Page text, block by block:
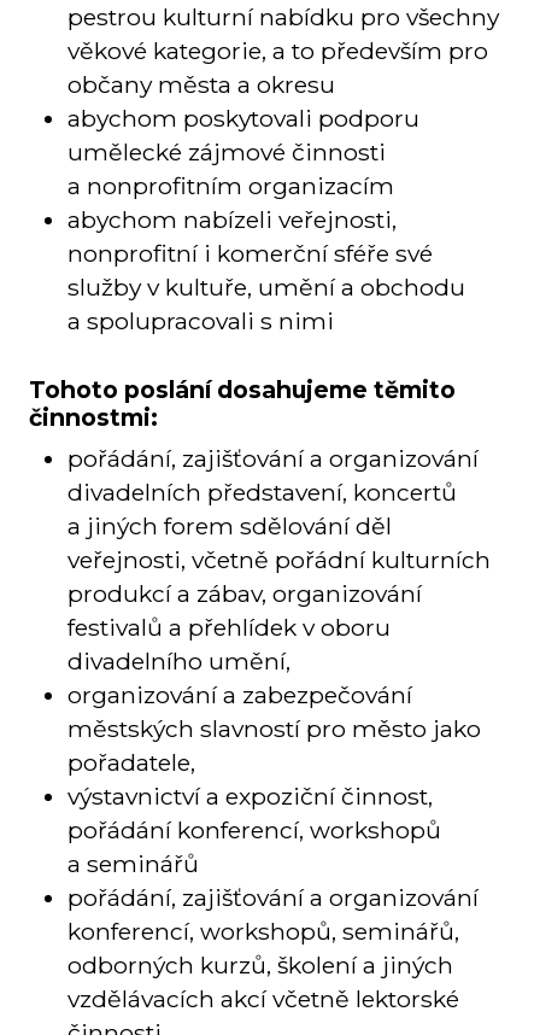
pestrou kulturní nabídku pro všechny
věkové kategorie, a to především pro
občany města a okresu
abychom poskytovali podporu
umělecké zájmové činnosti
a nonprofitním organizacím
abychom nabízeli veřejnosti,
nonprofitní i komerční sféře své
služby v kultuře, umění a obchodu
a spolupracovali s nimi
Tohoto poslání dosahujeme těmito
činnostmi:
pořádání, zajišťování a organizování
divadelních představení, koncertů
a jiných forem sdělování děl
veřejnosti, včetně pořádní kulturních
produkcí a zábav, organizování
festivalů a přehlídek v oboru
divadelního umění,
organizování a zabezpečování
městských slavností pro město jako
pořadatele,
výstavnictví a expoziční činnost,
pořádání konferencí, workshopů
a seminářů
pořádání, zajišťování a organizování
konferencí, workshopů, seminářů,
odborných kurzů, školení a jiných
vzdělávacích akcí včetně lektorské